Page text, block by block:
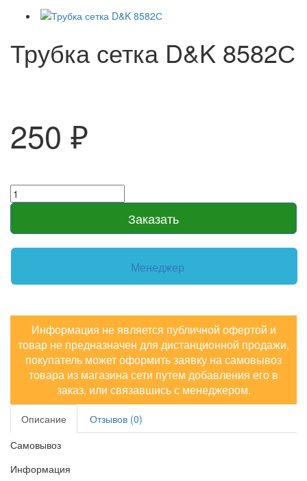
Трубка сетка D&K 8582С
250 ₽
Заказать
Менеджер
Информация не является публичной офертой и
товар не предназначен для дистанционной продажи,
покупатель может оформить заявку на самовывоз
товара из магазина сети путем добавления его в
заказ, или связавшись с менеджером.
Описание
Отзывов (0)
Самовывоз
Информация